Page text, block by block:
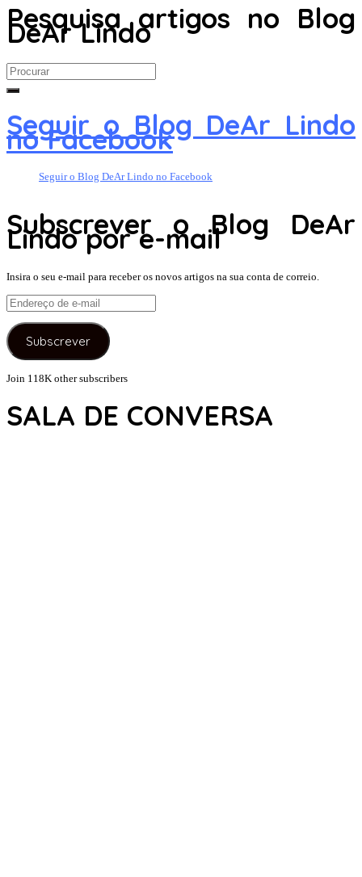
Pesquisa artigos no Blog
DeAr Lindo
Search
for:
Seguir o Blog DeAr Lindo
no Facebook
Seguir o Blog DeAr Lindo no Facebook
Subscrever o Blog DeAr
Lindo por e-mail
Insira o seu e-mail para receber os novos artigos na sua conta de correio.
Endereço
de
e-
mail
Subscrever
Join 118K other subscribers
SALA DE CONVERSA